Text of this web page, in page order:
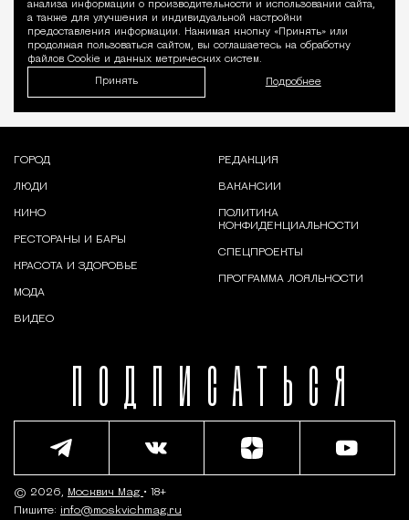
анализа информации о производительности и использовании сайта,
а также для улучшения и индивидуальной настройки
предоставления информации. Нажимая кнопку «Принять» или
продолжая пользоваться сайтом, вы соглашаетесь на обработку
файлов Cookie и данных метрических систем.
Принять Подробнее
ПОДПИСАТЬСЯ
ГОРОД
ЛЮДИ
КИНО
РЕСТОРАНЫ И БАРЫ
КРАСОТА И ЗДОРОВЬЕ
МОДА
ВИДЕО
РЕДАКЦИЯ
ВАКАНСИИ
ПОЛИТИКА
КОНФИДЕНЦИАЛЬНОСТИ
СПЕЦПРОЕКТЫ
ПРОГРАММА ЛОЯЛЬНОСТИ
© 2026, Москвич Mag • 18+
Пишите: info@moskvichmag.ru